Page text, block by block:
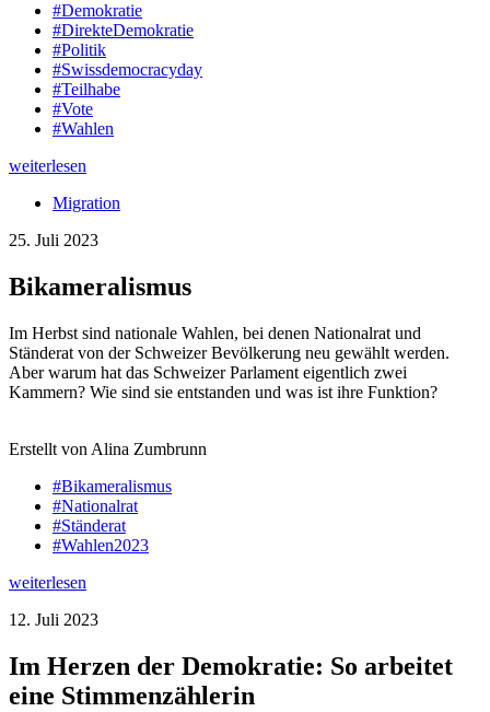
#Demokratie
#DirekteDemokratie
#Politik
#Swissdemocracyday
#Teilhabe
#Vote
#Wahlen
weiterlesen
Migration
25. Juli 2023
Bikameralismus
Im Herbst sind nationale Wahlen, bei denen Nationalrat und
Ständerat von der Schweizer Bevölkerung neu gewählt werden.
Aber warum hat das Schweizer Parlament eigentlich zwei
Kammern? Wie sind sie entstanden und was ist ihre Funktion?
Erstellt von Alina Zumbrunn
#Bikameralismus
#Nationalrat
#Ständerat
#Wahlen2023
weiterlesen
12. Juli 2023
Im Herzen der Demokratie: So arbeitet
eine Stimmenzählerin